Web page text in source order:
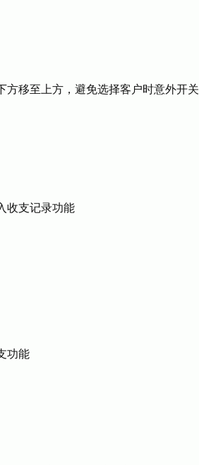
方移至上方，避免选择客户时意外开关
收支记录功能
功能